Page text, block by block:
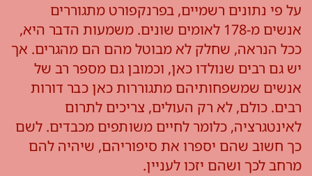
על פי נתונים רשמיים, בפרנקפורט מתגוררים
אנשים מ-178 לאומים שונים. משמעות הדבר היא,
ככל הנראה, שחלק לא מבוטל מהם הם מהגרים. אך
יש גם רבים שנולדו כאן, וכמובן גם מספר רב של
אנשים שמשפחותיהם מתגוררות כאן כבר דורות
רבים. כולם, לא רק העולים, צריכים לתרום
לאינטגרציה, כלומר לחיים משותפים מכבדים. לשם
כך חשוב שהם יספרו את סיפוריהם, שיהיה להם
מרחב לכך ושהם יזכו לעניין.